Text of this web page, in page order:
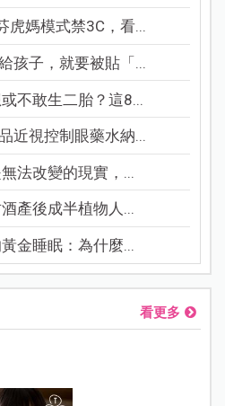
虎媽模式禁3C，看...
孩子，就要被貼「...
不敢生二胎？這8...
近視控制眼藥水納...
法改變的現實，...
產後成半植物人...
金睡眠：為什麼...
看更多